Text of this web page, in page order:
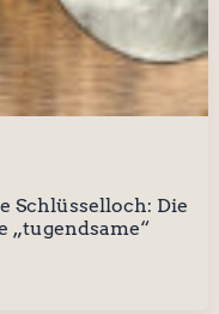
Schlüsselloch: Die
„tugendsame“